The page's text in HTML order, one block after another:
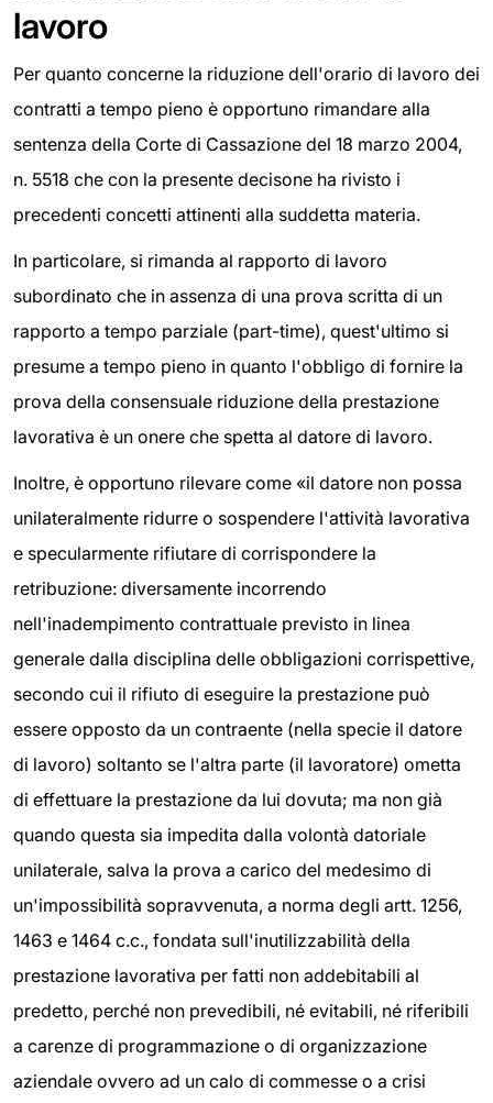
lavoro
Per quanto concerne la riduzione dell'orario di lavoro dei
contratti a tempo pieno è opportuno rimandare alla
sentenza della Corte di Cassazione del 18 marzo 2004,
n. 5518 che con la presente decisone ha rivisto i
precedenti concetti attinenti alla suddetta materia.
In particolare, si rimanda al rapporto di lavoro
subordinato che in assenza di una prova scritta di un
rapporto a tempo parziale (part-time), quest'ultimo si
presume a tempo pieno in quanto l'obbligo di fornire la
prova della consensuale riduzione della prestazione
lavorativa è un onere che spetta al datore di lavoro.
Inoltre, è opportuno rilevare come «il datore non possa
unilateralmente ridurre o sospendere l'attività lavorativa
e specularmente rifiutare di corrispondere la
retribuzione: diversamente incorrendo
nell'inadempimento contrattuale previsto in linea
generale dalla disciplina delle obbligazioni corrispettive,
secondo cui il rifiuto di eseguire la prestazione può
essere opposto da un contraente (nella specie il datore
di lavoro) soltanto se l'altra parte (il lavoratore) ometta
di effettuare la prestazione da lui dovuta; ma non già
quando questa sia impedita dalla volontà datoriale
unilaterale, salva la prova a carico del medesimo di
un'impossibilità sopravvenuta, a norma degli artt. 1256,
1463 e 1464 c.c., fondata sull'inutilizzabilità della
prestazione lavorativa per fatti non addebitabili al
predetto, perché non prevedibili, né evitabili, né riferibili
a carenze di programmazione o di organizzazione
aziendale ovvero ad un calo di commesse o a crisi